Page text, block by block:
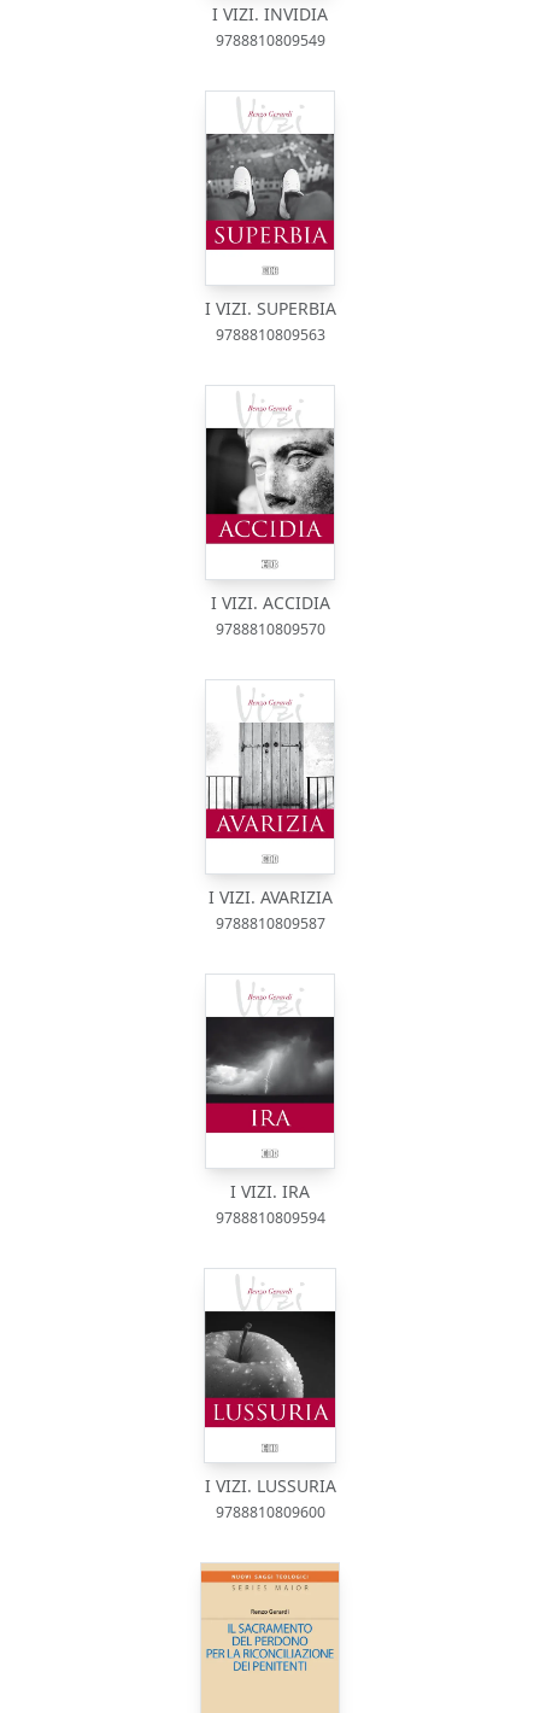
I VIZI. INVIDIA
9788810809549
I VIZI. SUPERBIA
9788810809563
I VIZI. ACCIDIA
9788810809570
I VIZI. AVARIZIA
9788810809587
I VIZI. IRA
9788810809594
I VIZI. LUSSURIA
9788810809600